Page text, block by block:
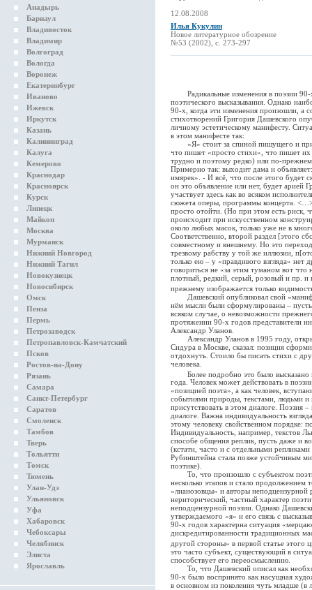
Анадырь
Барнаул
Владивосток
Владимир
Волгоград
Вологда
Воронеж
Екатеринбург
Иваново
Ижевск
Иркутск
Казань
Калининград
Калуга
Кемерово
Краснодар
Красноярск
Курск
Липецк
Майкоп
Москва
Мурманск
Нижний Новгород
Нижний Тагил
Новокузнецк
Новосибирск
Омск
Пенза
Пермь
Петрозаводск
Петропавловск-Камчатский
Псков
Ростов-на-Дону
Рязань
Самара
Санкт-Петербург
Саратов
Смоленск
Тамбов
Тверь
Тольятти
Томск
Тюмень
Улан-Удэ
Ульяновск
Уфа
Хабаровск
Чебоксары
Челябинск
Элиста
Ярославль
12.08.2008
Илья Кукулин
Новое литературное обозрение
№53 (2002), с. 273-297
Радикальные изменения в поэзии 90-х
поэтического высказывания. Однако
90-х, когда эти изменения произошли, а
стихотворений Григория Дашевского
личному эстетическому манифесту.
в этом манифесте так:
«Я» стоит за спиной пишущего и
что пишет «просто стихи», что пишет
трудно и поэтому редко) или по-
Примерно так: выходит дама и
имярек». - И всё, что после этого будет
он это объявление или нет, будет арией
участвует здесь как во всяком
сюжета оперы, программы концерта.
просто отойти. (Но при этом есть риск,
происходит при искусственном
около любых масок, только уже не в
Соответственно, второй раздел [этого
совместному и внешнему. Но это
трезвому рабству у той же иллюзии,
только ею – у «правдивого взгляда»
говориться не «за этим туманом вот
плотный, редкий, серый, розовый и пр. и
прежнему изображается только
Дашевский опубликовал свой
нём мысли были сформулированы –
всяком случае, о невозможности
протяжении 90-х годов представители
Александр Уланов.
Александр Уланов в 1995 году,
Сидура в Москве, сказал: позиция
отдохнуть. Стоило бы писать стихи с
человека.
Более подробно это было высказано
года. Человек может действовать в
«позицией поэта», а как человек,
событиями природы, текстами, людьми и
присутствовать в этом диалоге. Поэзия
диалоге. Важна индивидуальность
этому человеку свойственном порядке:
Индивидуальность, например, текстов
способе общения реплик, пусть даже и
(кстати, часто и с отдельными
Рубинштейна стала позже устойчивым
поэтике).
То, что произошло с субъектом
несколько этапов и стало продолжением
«лианозовцы» и авторы
нериторический, частный характер
неподцензурной поэзии. Однако
утверждаемого «я» и его связь с
90-х годов характерна ситуация
дискредитированности традиционных
другой стороны» в первой статье этого
это часто субъект, существующий в
способствует его переосмыслению.
То, что Дашевский описал как
90-х было воспринято как насущная
в основном из поколения чуть младше (в